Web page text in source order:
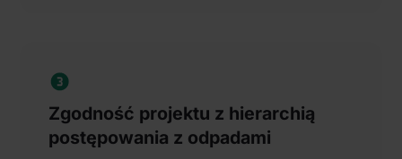
Zgodność projektu z hierarchią
postępowania z odpadami